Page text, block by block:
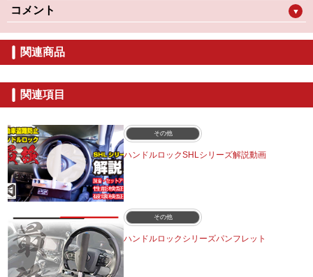
コメント ▼
関連商品
関連項目
その他
ハンドルロックSHLシリーズ解説動画
その他
ハンドルロックシリーズパンフレット